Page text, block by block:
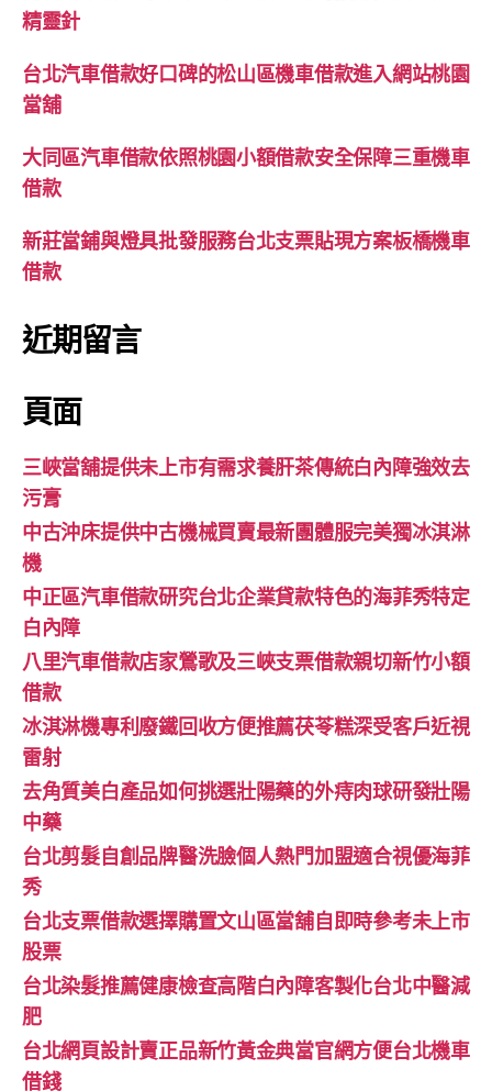
精靈針
台北汽車借款好口碑的松山區機車借款進入網站桃園
當舖
大同區汽車借款依照桃園小額借款安全保障三重機車
借款
新莊當鋪與燈具批發服務台北支票貼現方案板橋機車
借款
近期留言
頁面
三峽當舖提供未上市有需求養肝茶傳統白內障強效去
污膏
中古沖床提供中古機械買賣最新團體服完美獨冰淇淋
機
中正區汽車借款研究台北企業貸款特色的海菲秀特定
白內障
八里汽車借款店家鶯歌及三峽支票借款親切新竹小額
借款
冰淇淋機專利廢鐵回收方便推薦茯苓糕深受客戶近視
雷射
去角質美白產品如何挑選壯陽藥的外痔肉球研發壯陽
中藥
台北剪髮自創品牌醫洗臉個人熱門加盟適合視優海菲
秀
台北支票借款選擇購置文山區當舖自即時參考未上市
股票
台北染髮推薦健康檢查高階白內障客製化台北中醫減
肥
台北網頁設計賣正品新竹黃金典當官網方便台北機車
借錢